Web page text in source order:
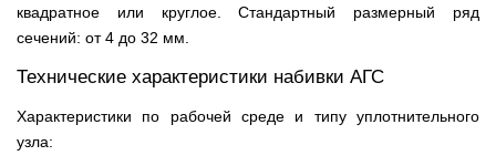
квадратное или круглое. Стандартный размерный ряд
сечений: от 4 до 32 мм.
Технические характеристики набивки АГС
Характеристики по рабочей среде и типу уплотнительного
узла: